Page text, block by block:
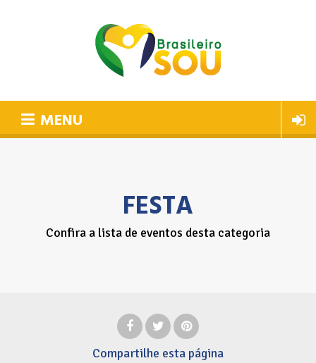
MENU
FESTA
Confira a lista de eventos desta categoria
Compartilhe esta página